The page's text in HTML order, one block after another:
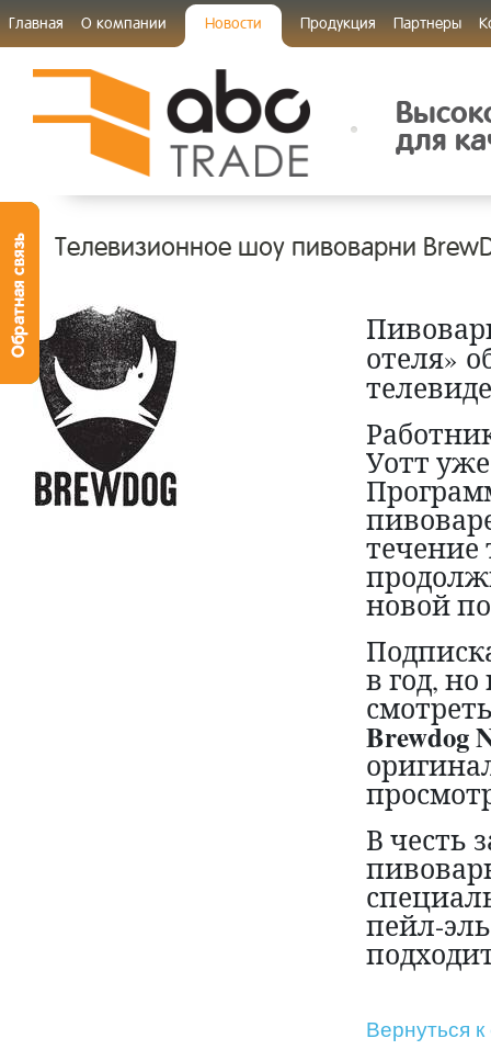
Главная О компании Новости Продукция Партнеры
для
Телевизионное шоу пивоварни
отеля»
Уотт
течение
новой
в год,
Brewdog
В честь
пейл-
Вернуться к